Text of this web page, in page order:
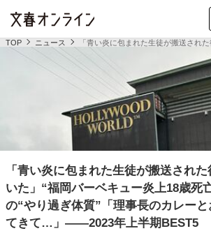
TOP ニュース 「青い炎に包まれた生徒が搬送され
「青い炎に包まれた生徒が搬送され
いた」“福岡バーベキュー炎上18歳死
の“やり過ぎ体質”「理事長のカレー
てきて…」――2023年上半期BEST5